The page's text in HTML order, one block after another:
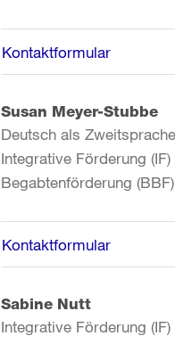
Kontaktformular
Susan Meyer-Stubbe
Deutsch als
Integrative Förderung (IF)
Begabtenförderung
Kontaktformular
Sabine Nutt
Integrative Förderung (IF)